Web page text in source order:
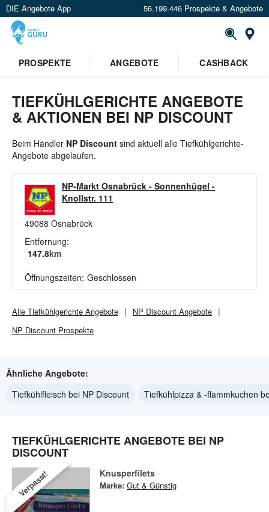
DIE Angebote App 56.199.446 Prospekte & Angebote
Standort festlegen
PROSPEKTE ANGEBOTE CASHBACK
TIEFKÜHLGERICHTE ANGEBOTE
& AKTIONEN BEI NP DISCOUNT
Beim Händler NP Discount sind aktuell alle Tiefkühlgerichte-
Angebote abgelaufen.
NP-Markt Osnabrück - Sonnenhügel -
Knollstr. 111
49088 Osnabrück
Entfernung:
147.8km
Öffnungszeiten: Geschlossen
Alle Tiefkühlgerichte Angebote NP Discount Angebote
NP Discount Prospekte
Ähnliche Angebote:
Tiefkühlfleisch bei NP Discount
Tiefkühlpizza & -flammkuchen
TIEFKÜHLGERICHTE ANGEBOTE BEI NP
DISCOUNT
Verpasst! Knusperfilets
Marke: Gut & Günstig